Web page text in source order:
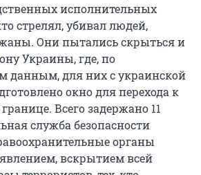
исполнительных
стрелял, убивал людей,
Они пытались скрыться и
Украины, где, по
данным, для них с украинской
окно для перехода к
Всего задержано 11
служба безопасности
органы
вскрытием всей